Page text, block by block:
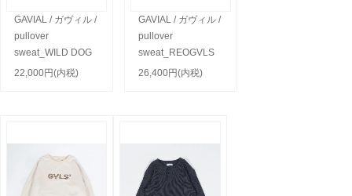
GAVIAL / ガヴィル /
pullover
sweat_WILD DOG
22,000円(内税)
GAVIAL / ガヴィル /
pullover
sweat_REOGVLS
26,400円(内税)